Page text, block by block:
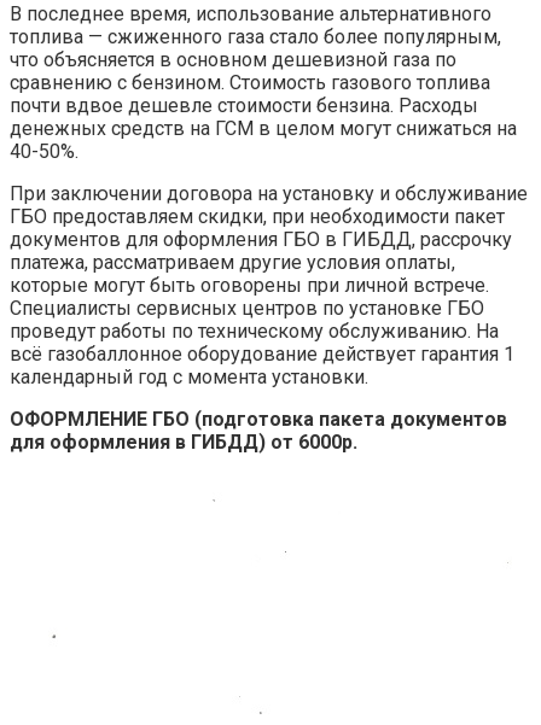
В последнее время, использование альтернативного
топлива — сжиженного газа стало более популярным,
что объясняется в основном дешевизной газа по
сравнению с бензином. Стоимость газового топлива
почти вдвое дешевле стоимости бензина. Расходы
денежных средств на ГСМ в целом могут снижаться на
40-50%.
При заключении договора на установку и обслуживание
ГБО предоставляем скидки, при необходимости пакет
документов для оформления ГБО в ГИБДД, рассрочку
платежа, рассматриваем другие условия оплаты,
которые могут быть оговорены при личной встрече.
Специалисты сервисных центров по установке ГБО
проведут работы по техническому обслуживанию. На
всё газобаллонное оборудование действует гарантия 1
календарный год с момента установки.
ОФОРМЛЕНИЕ ГБО (подготовка пакета документов
для оформления в ГИБДД) от 6000р.